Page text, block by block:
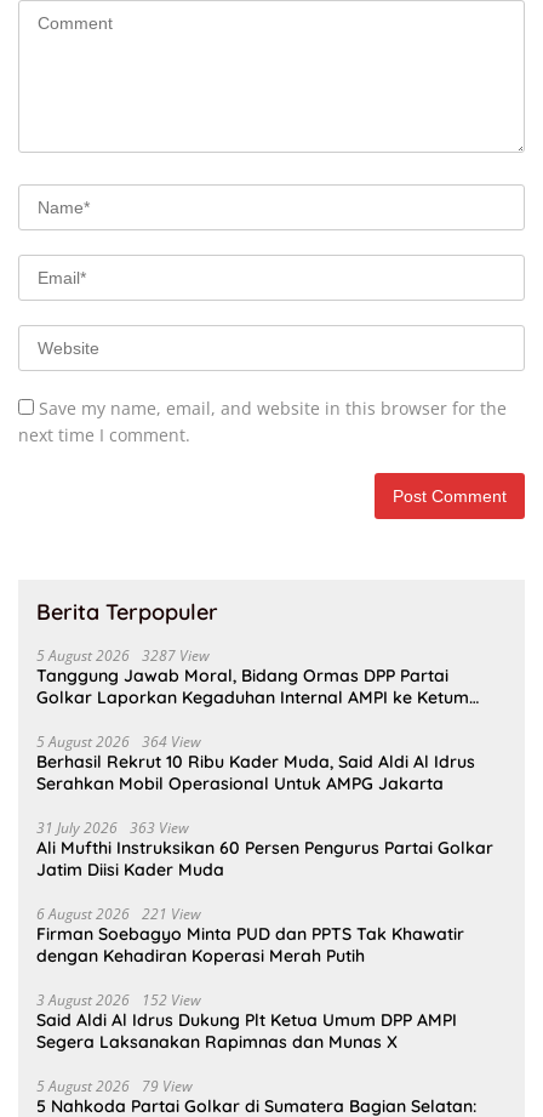
Save my name, email, and website in this browser for the
next time I comment.
Berita Terpopuler
5 August 2026 3287 View
Tanggung Jawab Moral, Bidang Ormas DPP Partai
Golkar Laporkan Kegaduhan Internal AMPI ke Ketum
5 August 2026 364 View
Berhasil Rekrut 10 Ribu Kader Muda, Said Aldi Al Idrus
Serahkan Mobil Operasional Untuk AMPG Jakarta
31 July 2026 363 View
Ali Mufthi Instruksikan 60 Persen Pengurus Partai Golkar
Jatim Diisi Kader Muda
6 August 2026 221 View
Firman Soebagyo Minta PUD dan PPTS Tak Khawatir
dengan Kehadiran Koperasi Merah Putih
3 August 2026 152 View
Said Aldi Al Idrus Dukung Plt Ketua Umum DPP AMPI
Segera Laksanakan Rapimnas dan Munas X
5 August 2026 79 View
5 Nahkoda Partai Golkar di Sumatera Bagian Selatan: